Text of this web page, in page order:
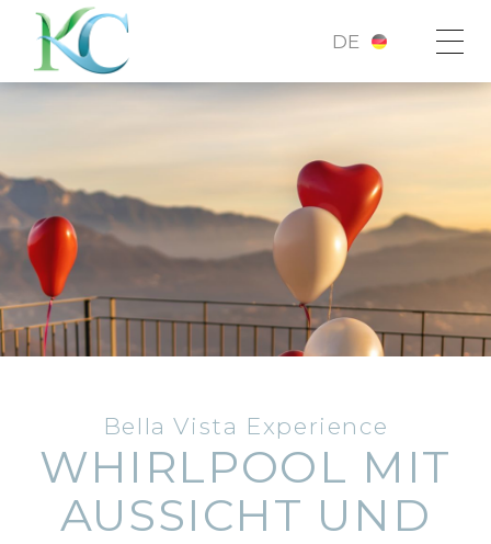
DE
Bella Vista Experience
WHIRLPOOL MIT
AUSSICHT UND